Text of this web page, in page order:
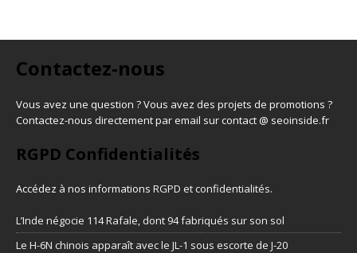
Contactez-nous
Vous avez une question ? Vous avez des projets de promotions ?
Contactez-nous directement par email sur contact @ seoinside.fr
RGPD Confidentialités
Accédez à nos informations RGPD et confidentialités.
L’Inde négocie 114 Rafale, dont 94 fabriqués sur son sol
Le H-6N chinois apparaît avec le JL-1 sous escorte de J-20